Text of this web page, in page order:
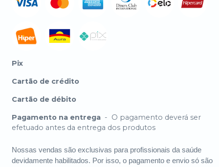
Pix
Cartão de crédito
Cartão de débito
Pagamento na entrega - O pagamento deverá ser
efetuado antes da entrega dos produtos
Nossas vendas são exclusivas para profissionais da saúde
devidamente habilitados. Por isso, o pagamento e envio só são